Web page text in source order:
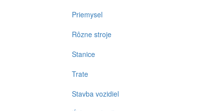
Priemysel
Rôzne stroje
Stanice
Trate
Stavba vozidiel